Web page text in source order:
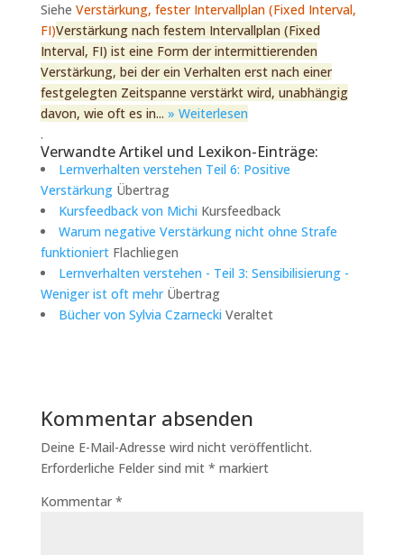
Siehe Verstärkung, fester Intervallplan (Fixed Interval,
FI)Verstärkung nach festem Intervallplan (Fixed
Interval, FI) ist eine Form der intermittierenden
Verstärkung, bei der ein Verhalten erst nach einer
festgelegten Zeitspanne verstärkt wird, unabhängig
davon, wie oft es in... » Weiterlesen
.
Verwandte Artikel und Lexikon-Einträge:
Lernverhalten verstehen Teil 6: Positive
VerstärkungÜbertrag
Kursfeedback von Michi Kursfeedback
Warum negative Verstärkung nicht ohne Strafe
funktioniertFlachliegen
Lernverhalten verstehen - Teil 3: Sensibilisierung -
Weniger ist oft mehrÜbertrag
Bücher von Sylvia Czarnecki Veraltet
Kommentar absenden
Deine E-Mail-Adresse wird nicht veröffentlicht.
Erforderliche Felder sind mit * markiert
Kommentar *